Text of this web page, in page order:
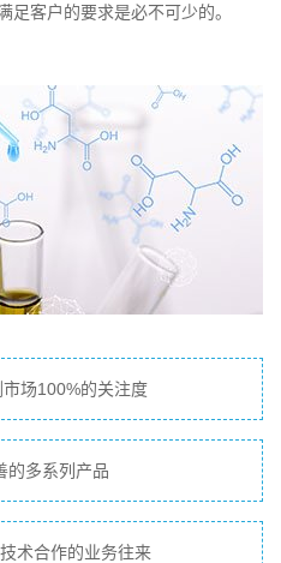
足客户的要求是必不可少的。
市场100%的关注度
的多系列产品
术合作的业务往来